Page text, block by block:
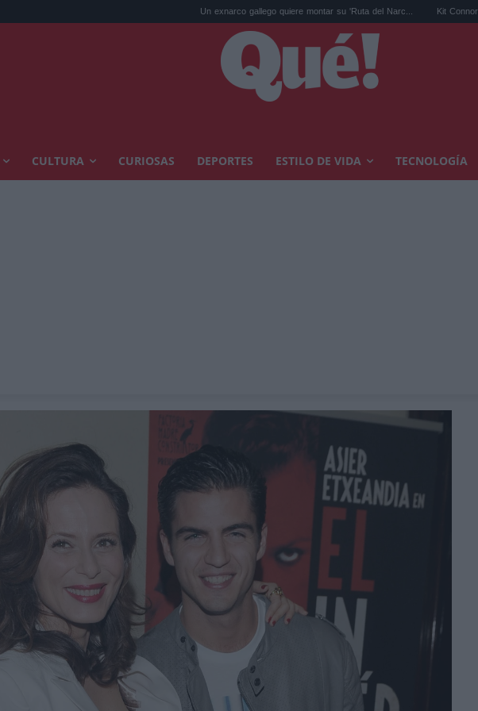
Un exnarco gallego quiere montar su 'Ruta del Narc... Kit Connor será Cíclope en
CULTURA CURIOSAS DEPORTES ESTILO DE VIDA TECNOLOGÍA